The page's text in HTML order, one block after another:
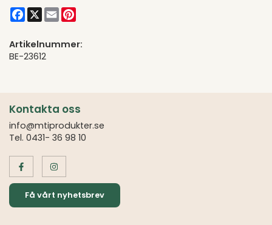
Facebook
X Email
Artikelnummer:
BE-23612
Kontakta oss
info@mtiprodukter.se
Tel. 0431- 36 98 10
Få vårt nyhetsbrev